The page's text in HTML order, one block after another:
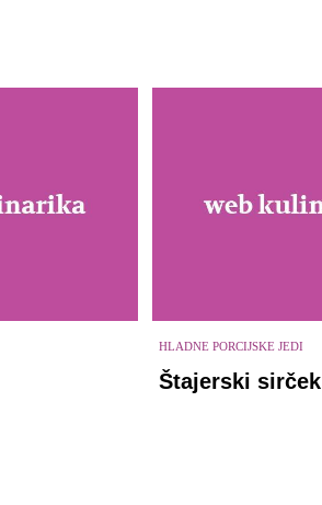
HLADNE PORCIJSKE JEDI
Štajerski sirček